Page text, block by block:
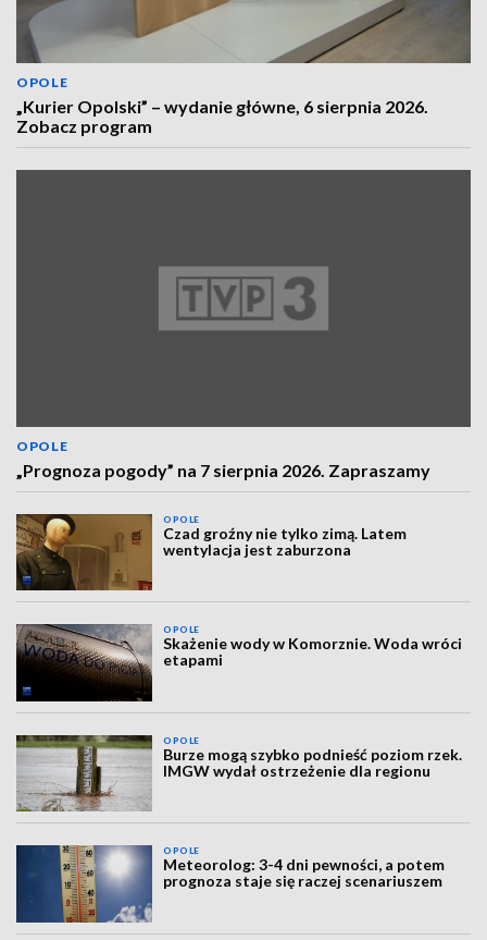
OPOLE
„Kurier Opolski” – wydanie główne, 6 sierpnia 2026.
Zobacz program
OPOLE
„Prognoza pogody” na 7 sierpnia 2026. Zapraszamy
OPOLE
Czad groźny nie tylko zimą. Latem
wentylacja jest zaburzona
OPOLE
Skażenie wody w Komorznie. Woda wróci
etapami
OPOLE
Burze mogą szybko podnieść poziom rzek.
IMGW wydał ostrzeżenie dla regionu
OPOLE
Meteorolog: 3-4 dni pewności, a potem
prognoza staje się raczej scenariuszem